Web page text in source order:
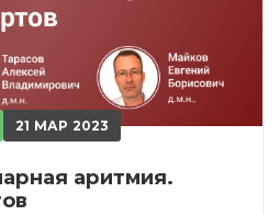
21 МАР 2023
аритмия.